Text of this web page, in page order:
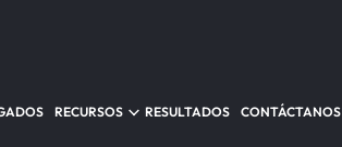
RECURSOS RESULTADOS CONTÁCTANOS